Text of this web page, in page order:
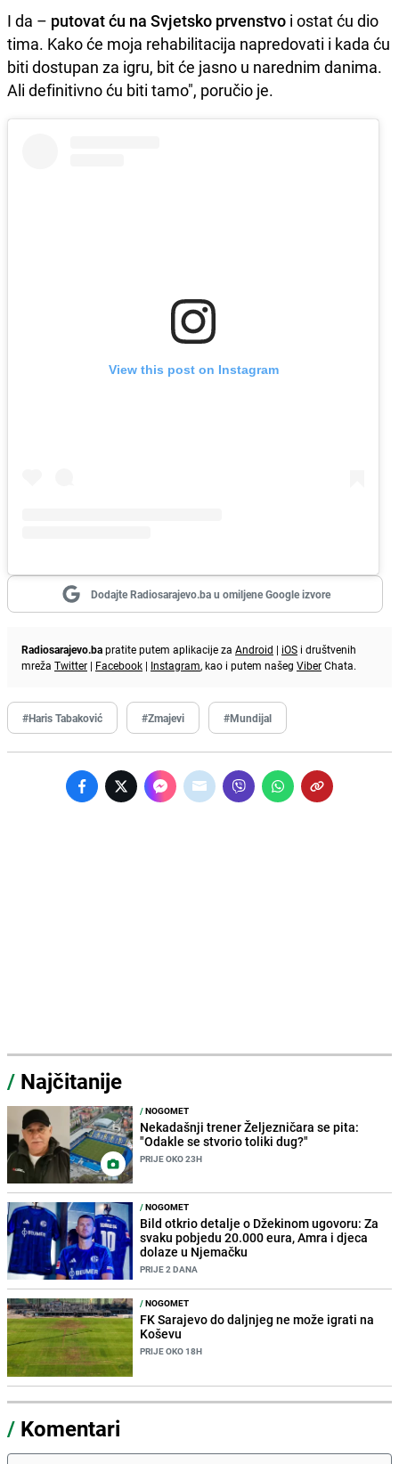
I da – putovat ću na Svjetsko prvenstvo i ostat ću dio
tima. Kako će moja rehabilitacija napredovati i kada ću
biti dostupan za igru, bit će jasno u narednim danima.
Ali definitivno ću biti tamo", poručio je.
View this post on Instagram
Dodajte Radiosarajevo.ba u omiljene Google izvore
Radiosarajevo.bapratite putem aplikacije za Android | iOS i društvenih
mreža Twitter | Facebook | Instagram, kao i putem našeg ViberChata.
#Haris Tabaković #Zmajevi #Mundijal
/ Najčitanije
/NOGOMET
Nekadašnji trener Željezničara se pita:
"Odakle se stvorio toliki dug?"
PRIJE OKO 23H
/NOGOMET
Bild otkrio detalje o Džekinom ugovoru: Za
svaku pobjedu 20.000 eura, Amra i djeca
dolaze u Njemačku
PRIJE 2 DANA
/NOGOMET
FK Sarajevo do daljnjeg ne može igrati na
Koševu
PRIJE OKO 18H
/ Komentari